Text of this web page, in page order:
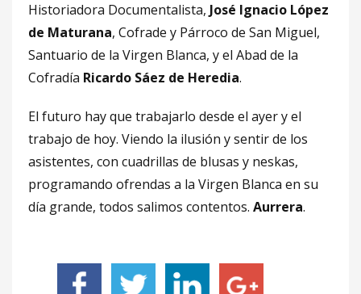
Historiadora Documentalista, José Ignacio López
de Maturana, Cofrade y Párroco de San Miguel,
Santuario de la Virgen Blanca, y el Abad de la
Cofradía Ricardo Sáez de Heredia.
El futuro hay que trabajarlo desde el ayer y el
trabajo de hoy. Viendo la ilusión y sentir de los
asistentes, con cuadrillas de blusas y neskas,
programando ofrendas a la Virgen Blanca en su
día grande, todos salimos contentos. Aurrera.